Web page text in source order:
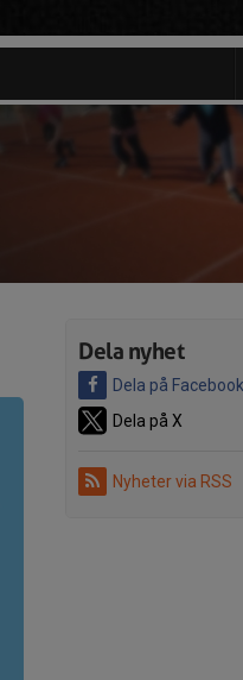
Dela nyhet
Dela på Facebook
Dela på X
Nyheter via RSS